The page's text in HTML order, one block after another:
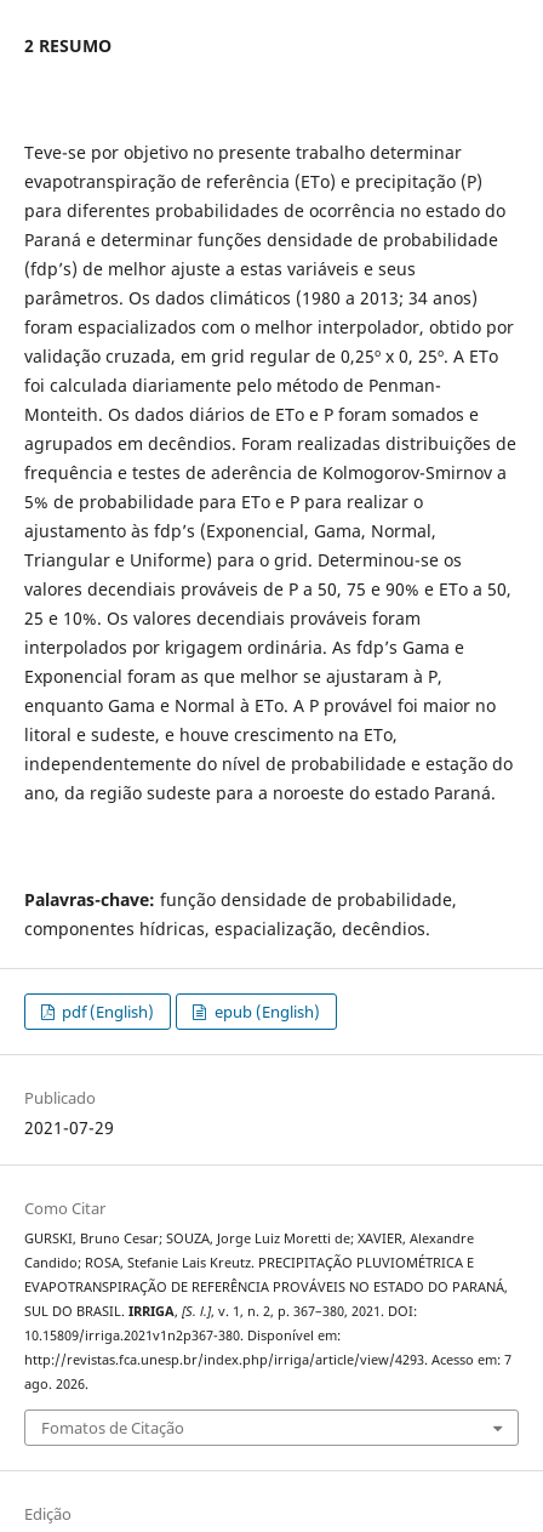
2 RESUMO
Teve-se por objetivo no presente trabalho determinar
evapotranspiração de referência (ETo) e precipitação (P)
para diferentes probabilidades de ocorrência no estado do
Paraná e determinar funções densidade de probabilidade
(fdp’s) de melhor ajuste a estas variáveis e seus
parâmetros. Os dados climáticos (1980 a 2013; 34 anos)
foram espacializados com o melhor interpolador, obtido por
validação cruzada, em grid regular de 0,25º x 0, 25º. A ETo
foi calculada diariamente pelo método de Penman-
Monteith. Os dados diários de ETo e P foram somados e
agrupados em decêndios. Foram realizadas distribuições de
frequência e testes de aderência de Kolmogorov-Smirnov a
5% de probabilidade para ETo e P para realizar o
ajustamento às fdp’s (Exponencial, Gama, Normal,
Triangular e Uniforme) para o grid. Determinou-se os
valores decendiais prováveis de P a 50, 75 e 90% e ETo a 50,
25 e 10%. Os valores decendiais prováveis foram
interpolados por krigagem ordinária. As fdp’s Gama e
Exponencial foram as que melhor se ajustaram à P,
enquanto Gama e Normal à ETo. A P provável foi maior no
litoral e sudeste, e houve crescimento na ETo,
independentemente do nível de probabilidade e estação do
ano, da região sudeste para a noroeste do estado Paraná.
Palavras-chave: função densidade de probabilidade,
componentes hídricas, espacialização, decêndios.
pdf (English) epub (English)
Publicado
2021-07-29
Como Citar
GURSKI, Bruno Cesar; SOUZA, Jorge Luiz Moretti de; XAVIER, Alexandre
Candido; ROSA, Stefanie Lais Kreutz. PRECIPITAÇÃO PLUVIOMÉTRICA E
EVAPOTRANSPIRAÇÃO DE REFERÊNCIA PROVÁVEIS NO ESTADO DO PARANÁ,
SUL DO BRASIL. IRRIGA, [S. l.], v. 1, n. 2, p. 367–380, 2021. DOI:
10.15809/irriga.2021v1n2p367-380. Disponível em:
http://revistas.fca.unesp.br/index.php/irriga/article/view/4293. Acesso em: 7
ago. 2026.
Fomatos de Citação
Edição